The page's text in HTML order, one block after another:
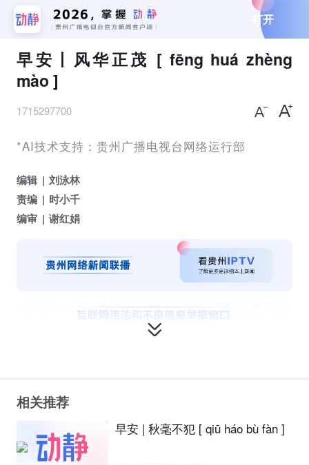
打开
早安丨风华正茂 [ fēng huá zhèng
mào ]
1715297700
*AI技术支持：贵州广播电视台网络运行部
编辑
刘泳林
责编
时小千
编审
谢红娟
相关推荐
早安 | 秋毫不犯 [ qiū háo bù fàn ]